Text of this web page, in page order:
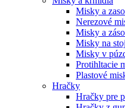
Misky a
Nerezové
Misky a
Misky na
Misky v
Protihltacie
Plastové
Hračky
Hračky pre